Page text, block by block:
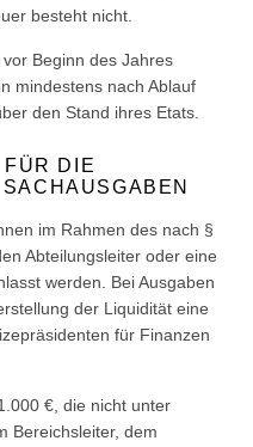
besteht nicht.
Beginn des Jahres
mindestens nach Ablauf
den Stand ihres Etats.
DIE
im Rahmen des nach §
Abteilungsleiter oder eine
werden. Bei Ausgaben
der Liquidität eine
für Finanzen
€, die nicht unter
Bereichsleiter, dem